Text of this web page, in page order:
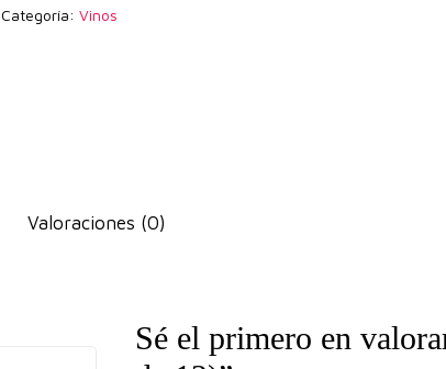
Categoría: Vinos
Valoraciones (0)
Sé el primero en